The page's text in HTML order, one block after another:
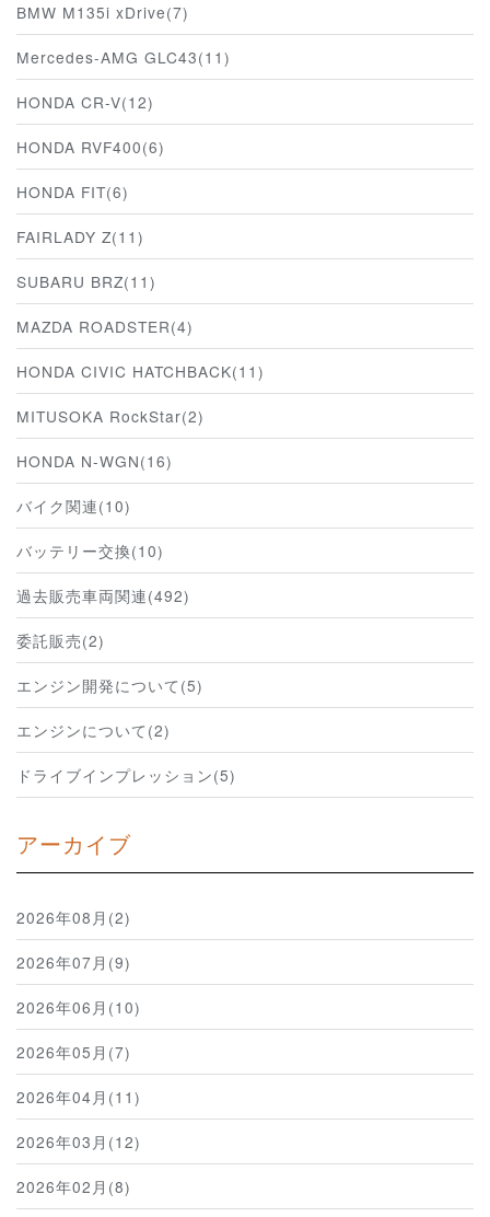
BMW M135i xDrive(7)
Mercedes-AMG GLC43(11)
HONDA CR-V(12)
HONDA RVF400(6)
HONDA FIT(6)
FAIRLADY Z(11)
SUBARU BRZ(11)
MAZDA ROADSTER(4)
HONDA CIVIC HATCHBACK(11)
MITUSOKA RockStar(2)
HONDA N-WGN(16)
バイク関連(10)
バッテリー交換(10)
過去販売車両関連(492)
委託販売(2)
エンジン開発について(5)
エンジンについて(2)
ドライブインプレッション(5)
アーカイブ
2026年08月(2)
2026年07月(9)
2026年06月(10)
2026年05月(7)
2026年04月(11)
2026年03月(12)
2026年02月(8)